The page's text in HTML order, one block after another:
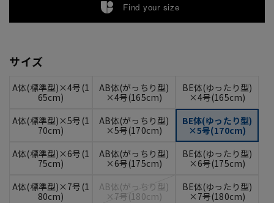
Find your size
サイズ
A体(標準型)×4号(1
65cm)
AB体(がっちり型)
×4号(165cm)
BE体(ゆったり型)
×4号(165cm)
A体(標準型)×5号(1
70cm)
AB体(がっちり型)
×5号(170cm)
BE体(ゆったり型)
×5号(170cm)
A体(標準型)×6号(1
75cm)
AB体(がっちり型)
×6号(175cm)
BE体(ゆったり型)
×6号(175cm)
A体(標準型)×7号(1
80cm)
AB体(がっちり型)
×7号(180cm)
BE体(ゆったり型)
×7号(180cm)